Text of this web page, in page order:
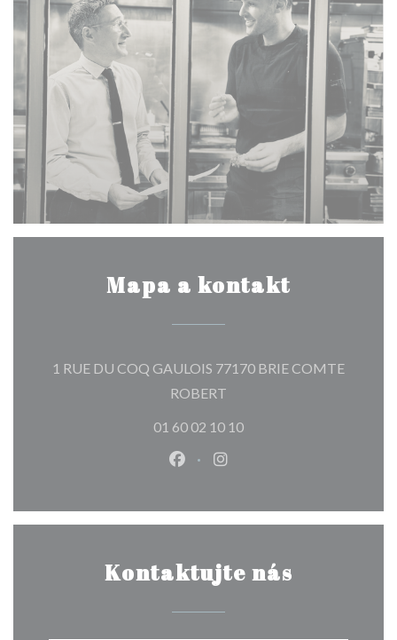
Mapa a kontakt
1 RUE DU COQ GAULOIS 77170 BRIE COMTE
ROBERT
01 60 02 10 10
Facebook ((otevře se v novém
Instagram ((otevře se v
Kontaktujte nás